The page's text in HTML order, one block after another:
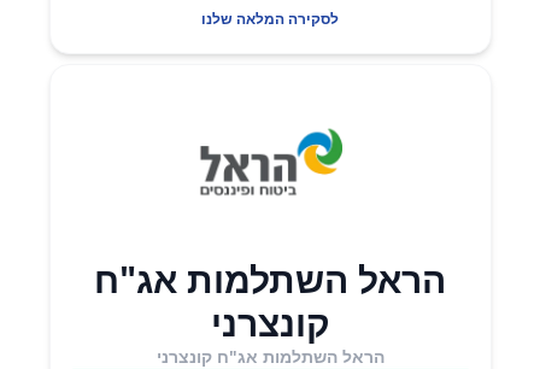
לסקירה המלאה שלנו
הראל השתלמות אג"ח
קונצרני
הראל השתלמות אג"ח קונצרני